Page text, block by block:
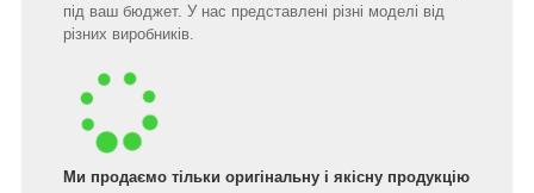
під ваш бюджет. У нас представлені різні моделі від
різних виробників.
Ми продаємо тільки оригінальну і якісну продукцію